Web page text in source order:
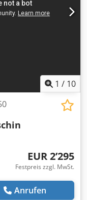
1 / 10
EUR 2’295
Festpreis zzgl. MwSt.
Anrufen